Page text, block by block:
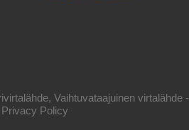
Vaihtuvataajuinen virtalähde
Privacy Policy